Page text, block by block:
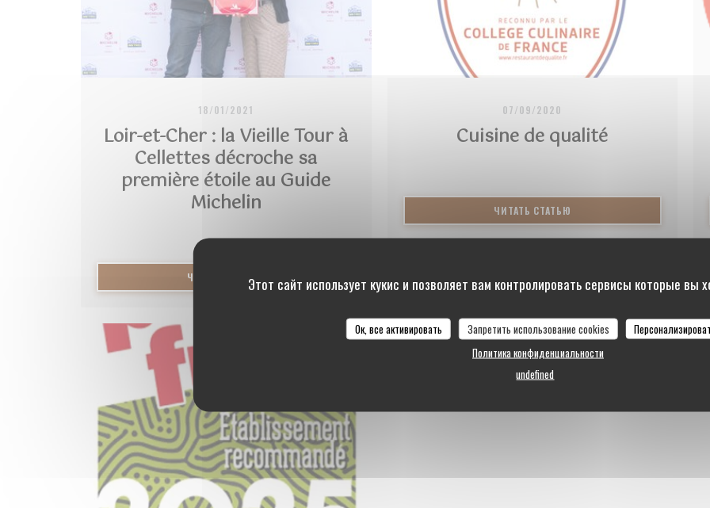
Этот сайт использует кукис и позволяет вам контролировать сервисы которые вы
Ок, все активировать Запретить использование cookies
Политика конфиденциальности
undefined
18/01/2021
Loir-et-Cher : la Vieille Tour à
Cellettes décroche sa
première étoile au Guide
Michelin
ЧИТАТЬ СТАТЬЮ ((ОТКРЫВАЕТСЯ В НОВОМ ОКНЕ))
07/09/2020
Cuisine de qualité
ЧИТАТЬ СТАТЬЮ